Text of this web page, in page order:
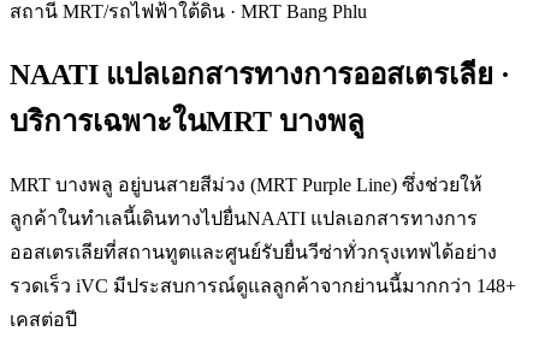
สถานี MRT/รถไฟฟ้าใต้ดิน · MRT Bang Phlu
NAATI แปลเอกสารทางการออสเตรเลีย ·
บริการเฉพาะในMRT บางพลู
MRT บางพลู อยู่บนสายสีม่วง (MRT Purple Line) ซึ่งช่วยให้
ลูกค้าในทำเลนี้เดินทางไปยื่นNAATI แปลเอกสารทางการ
ออสเตรเลียที่สถานทูตและศูนย์รับยื่นวีซ่าทั่วกรุงเทพได้อย่าง
รวดเร็ว iVC มีประสบการณ์ดูแลลูกค้าจากย่านนี้มากกว่า 148+
เคสต่อปี